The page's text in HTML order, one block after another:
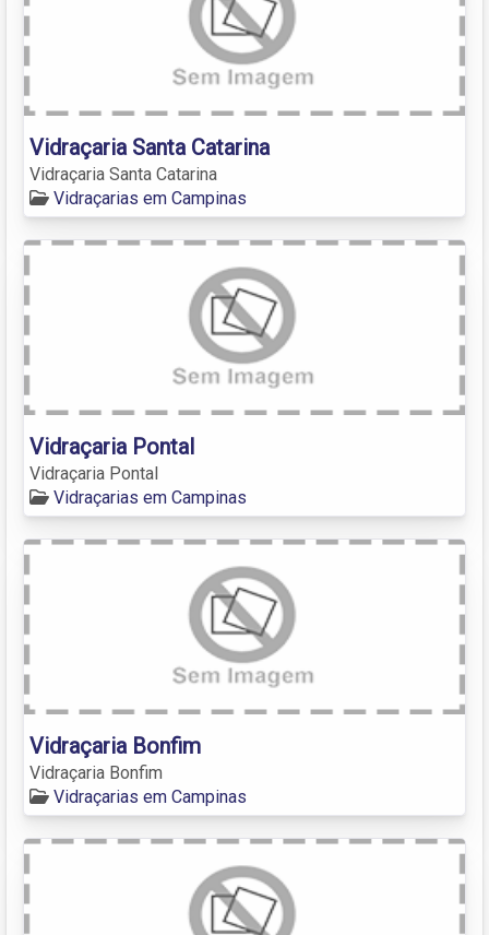
Vidraçaria Santa Catarina
Vidraçaria Santa Catarina
Vidraçarias em Campinas
Vidraçaria Pontal
Vidraçaria Pontal
Vidraçarias em Campinas
Vidraçaria Bonfim
Vidraçaria Bonfim
Vidraçarias em Campinas